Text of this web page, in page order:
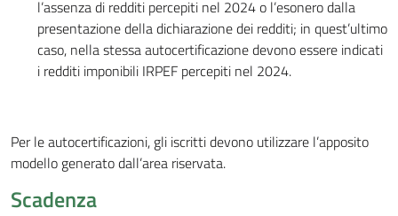
l’assenza di redditi percepiti nel 2024 o l’esonero dalla
presentazione della dichiarazione dei redditi; in quest’ultimo
caso, nella stessa autocertificazione devono essere indicati
i redditi imponibili IRPEF percepiti nel 2024.
Per le autocertificazioni, gli iscritti devono utilizzare l’apposito
modello generato dall’area riservata.
Scadenza